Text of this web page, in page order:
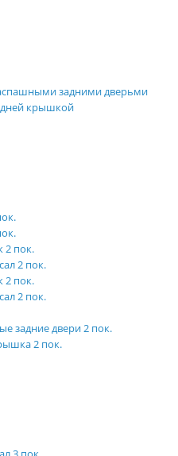
задними дверьми
крышкой
2 пок.
2 пок.
2 пок.
2 пок.
задние двери 2 пок.
2 пок.